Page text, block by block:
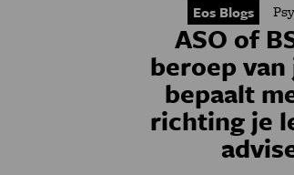
Eos Blogs
ASO of
beroep
bepaalt
richting je